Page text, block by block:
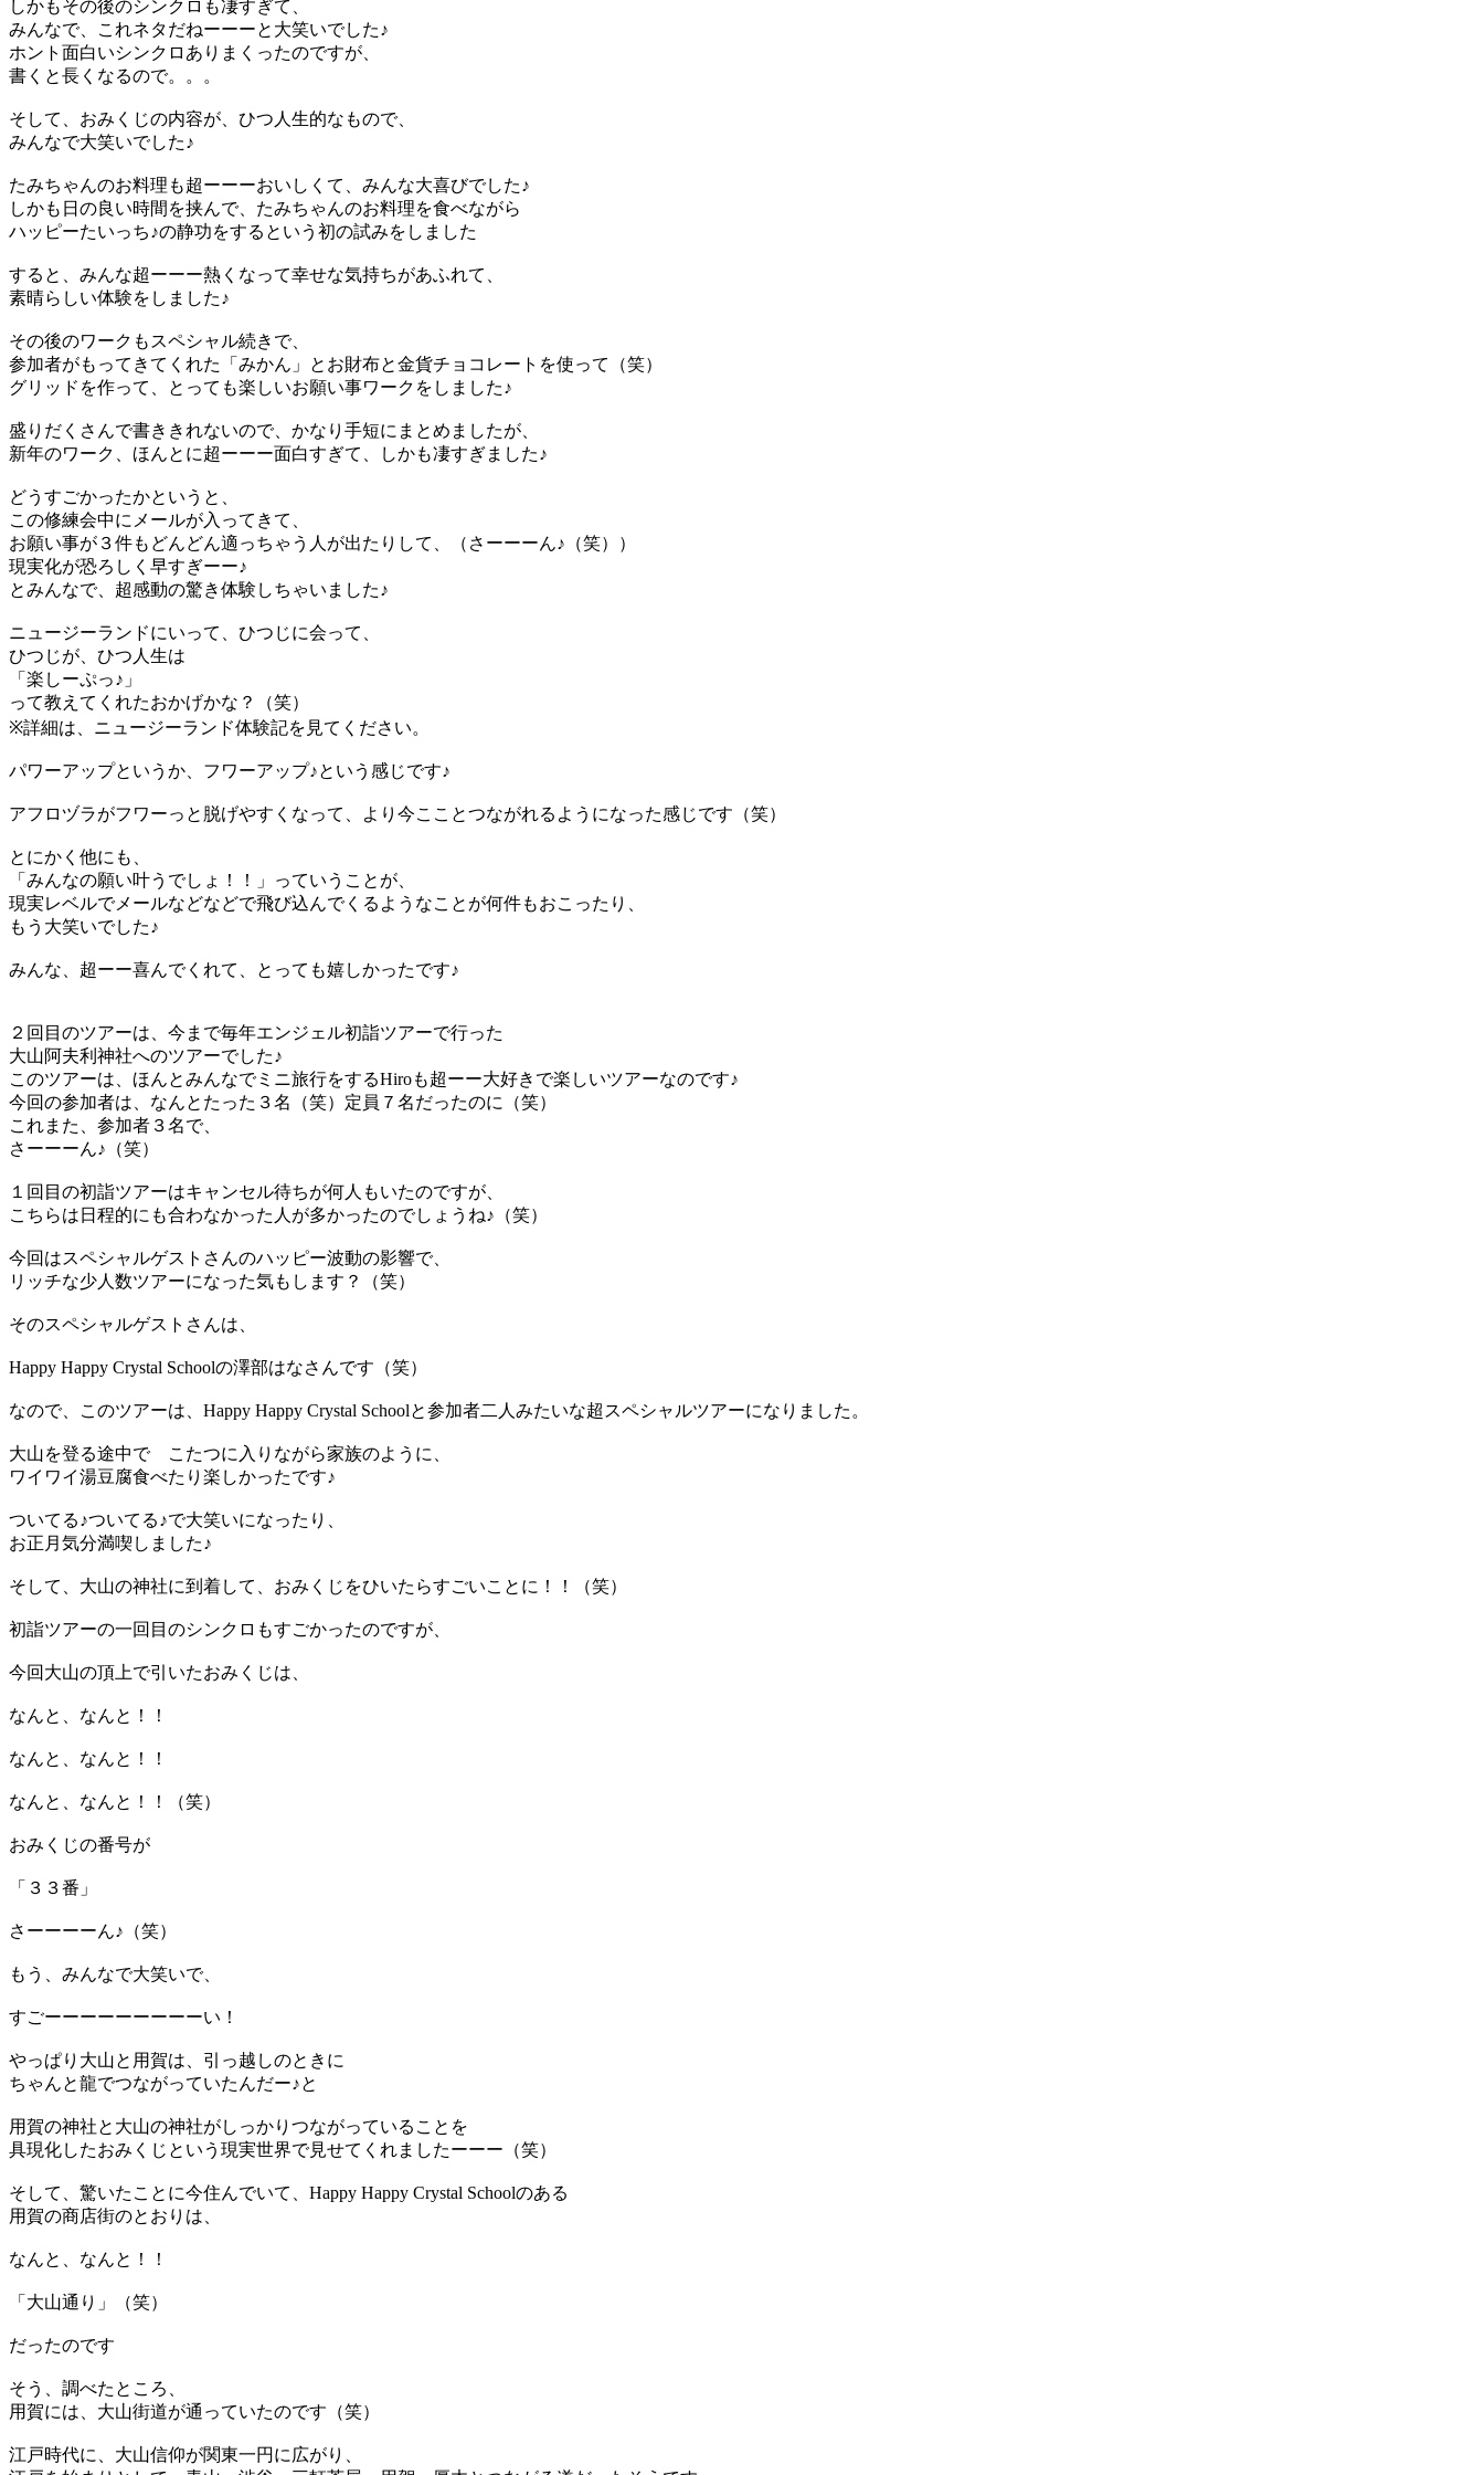
しかもその後のシンクロも凄すぎて、
みんなで、これネタだねーーーと大笑いでした♪
ホント面白いシンクロありまくったのですが、
書くと長くなるので。。。
そして、おみくじの内容が、ひつ人生的なもので、
みんなで大笑いでした♪
たみちゃんのお料理も超ーーーおいしくて、みんな大喜びでした♪
しかも日の良い時間を挟んで、たみちゃんのお料理を食べながら
ハッピーたいっち♪の静功をするという初の試みをしました
すると、みんな超ーーー熱くなって幸せな気持ちがあふれて、
素晴らしい体験をしました♪
その後のワークもスペシャル続きで、
参加者がもってきてくれた「みかん」とお財布と金貨チョコレートを使って（笑）
グリッドを作って、とっても楽しいお願い事ワークをしました♪
盛りだくさんで書ききれないので、かなり手短にまとめましたが、
新年のワーク、ほんとに超ーーー面白すぎて、しかも凄すぎました♪
どうすごかったかというと、
この修練会中にメールが入ってきて、
お願い事が３件もどんどん適っちゃう人が出たりして、（さーーーん♪（笑））
現実化が恐ろしく早すぎーー♪
とみんなで、超感動の驚き体験しちゃいました♪
ニュージーランドにいって、ひつじに会って、
ひつじが、ひつ人生は
「楽しーぷっ♪」
って教えてくれたおかげかな？（笑）
※詳細は、ニュージーランド体験記を見てください。
パワーアップというか、フワーアップ♪という感じです♪
アフロヅラがフワーっと脱げやすくなって、より今こことつながれるようになった感じです（笑）
とにかく他にも、
「みんなの願い叶うでしょ！！」っていうことが、
現実レベルでメールなどなどで飛び込んでくるようなことが何件もおこったり、
もう大笑いでした♪
みんな、超ーー喜んでくれて、とっても嬉しかったです♪
２回目のツアーは、今まで毎年エンジェル初詣ツアーで行った
大山阿夫利神社へのツアーでした♪
このツアーは、ほんとみんなでミニ旅行をするHiroも超ーー大好きで楽しいツアーなのです♪
今回の参加者は、なんとたった３名（笑）定員７名だったのに（笑）
これまた、参加者３名で、
さーーーん♪（笑）
１回目の初詣ツアーはキャンセル待ちが何人もいたのですが、
こちらは日程的にも合わなかった人が多かったのでしょうね♪（笑）
今回はスペシャルゲストさんのハッピー波動の影響で、
リッチな少人数ツアーになった気もします？（笑）
そのスペシャルゲストさんは、
Happy Happy Crystal Schoolの澤部はなさんです（笑）
なので、このツアーは、Happy Happy Crystal Schoolと参加者二人みたいな超スペシャルツアーになりました。
大山を登る途中で こたつに入りながら家族のように、
ワイワイ湯豆腐食べたり楽しかったです♪
ついてる♪ついてる♪で大笑いになったり、
お正月気分満喫しました♪
そして、大山の神社に到着して、おみくじをひいたらすごいことに！！（笑）
初詣ツアーの一回目のシンクロもすごかったのですが、
今回大山の頂上で引いたおみくじは、
なんと、なんと！！
なんと、なんと！！
なんと、なんと！！（笑）
おみくじの番号が
「３３番」
さーーーーん♪（笑）
もう、みんなで大笑いで、
すごーーーーーーーーーい！
やっぱり大山と用賀は、引っ越しのときに
ちゃんと龍でつながっていたんだー♪と
用賀の神社と大山の神社がしっかりつながっていることを
具現化したおみくじという現実世界で見せてくれましたーーー（笑）
そして、驚いたことに今住んでいて、Happy Happy Crystal Schoolのある
用賀の商店街のとおりは、
なんと、なんと！！
「大山通り」（笑）
だったのです
そう、調べたところ、
用賀には、大山街道が通っていたのです（笑）
江戸時代に、大山信仰が関東一円に広がり、